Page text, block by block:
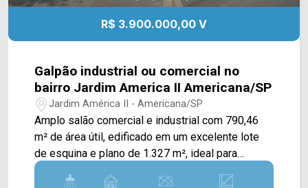
Presente em cada mudança!
R$ 3.900.000,00 V
Galpão industrial ou comercial no
bairro Jardim America II Americana/SP
Jardim América II - Americana/SP
Amplo salão comercial e industrial com 790,46
m² de área útil, edificado em um excelente lote
de esquina e plano de 1.327 m², ideal para
agências de veículos, logística ou galpão em